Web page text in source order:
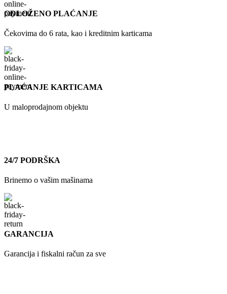
ODLOŽENO PLAĆANJE
Čekovima do 6 rata, kao i kreditnim karticama
PLAĆANJE KARTICAMA
U maloprodajnom objektu
24/7 PODRŠKA
Brinemo o vašim mašinama
GARANCIJA
Garancija i fiskalni račun za sve